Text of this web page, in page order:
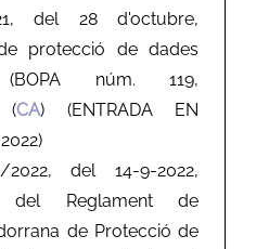
del 28 d'octubre,
protecció de dades
(BOPA núm. 119,
(CA) (ENTRADA EN
del 14-9-2022,
del Reglament de
de Protecció de